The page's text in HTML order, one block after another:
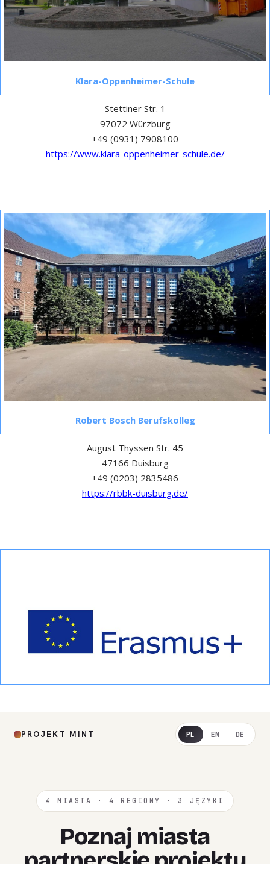
Klara-Oppenheimer-Schule
Stettiner Str. 1
97072 Würzburg
+49 (0931) 7908100
https://www.klara-oppenheimer-schule.de/
Robert Bosch Berufskolleg
August Thyssen Str. 45
47166 Duisburg
+49 (0203) 2835486
https://rbbk-duisburg.de/